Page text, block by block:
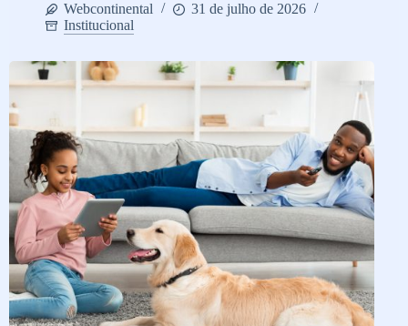
Webcontinental
31 de julho de 2026
Institucional